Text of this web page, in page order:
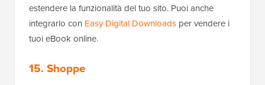
estendere la funzionalità del tuo sito. Puoi anche
integrarlo con Easy Digital Downloads per vendere i
tuoi eBook online.
15. Shoppe